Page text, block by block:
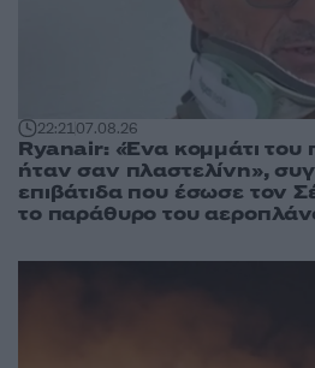
22:2107.08.26
Ryanair: «Ένα κομμάτι
ήταν σαν πλαστελίνη»,
επιβάτιδα που έσωσε τον
το παράθυρο του